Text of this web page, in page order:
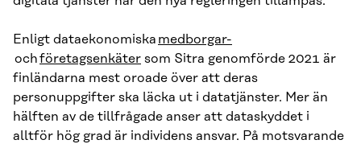
Enligt dataekonomiska medborgar-
ochföretagsenkäter som Sitra genomförde 2021 är
finländarna mest oroade över att deras
personuppgifter ska läcka ut i datatjänster. Mer än
hälften av de tillfrågade anser att dataskyddet i
alltför hög grad är individens ansvar. På motsvarande